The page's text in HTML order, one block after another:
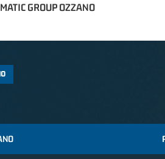
GROUP OZZANO